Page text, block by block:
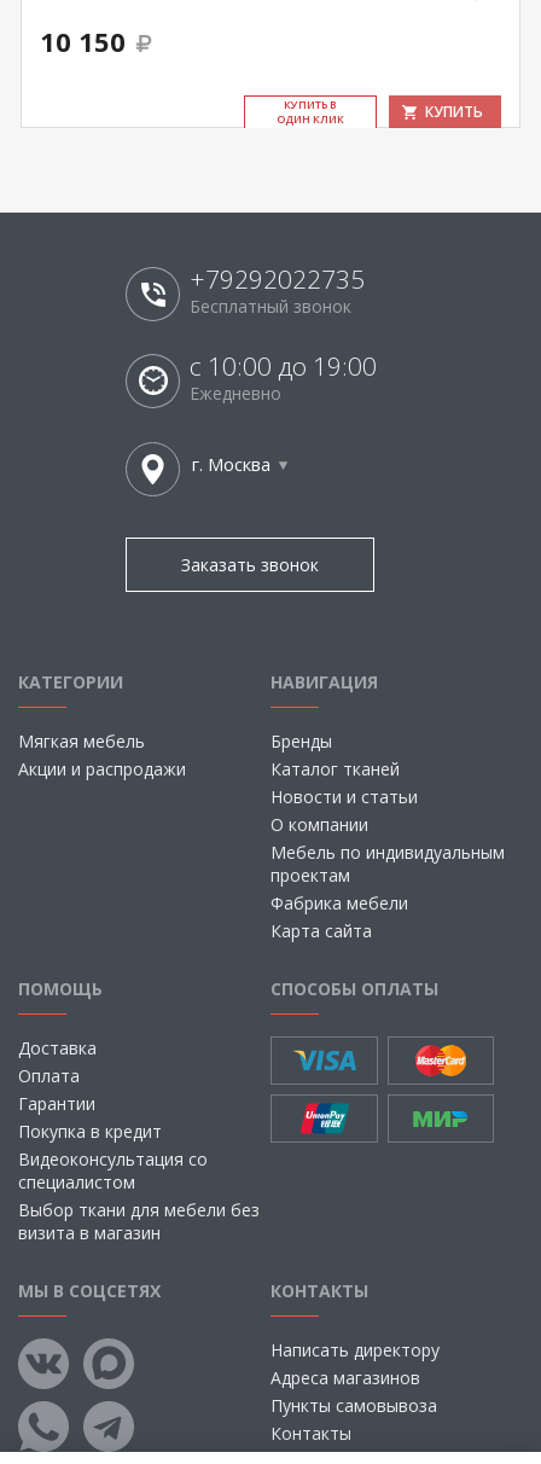
10 150
КУ­ПИТЬ В
ОДИН КЛИК
КУПИТЬ
+79292022735
Бесплатный звонок
с 10:00 до 19:00
Ежедневно
г. Москва
Заказать звонок
КАТЕГОРИИ
Мягкая мебель
Акции и распродажи
НАВИГАЦИЯ
Бренды
Каталог тканей
Новости и статьи
О компании
Мебель по индивидуальным
проектам
Фабрика мебели
Карта сайта
ПОМОЩЬ
Доставка
Оплата
Гарантии
Покупка в кредит
Видеоконсультация со
специалистом
Выбор ткани для мебели без
визита в магазин
СПОСОБЫ ОПЛАТЫ
МЫ В СОЦСЕТЯХ КОНТАКТЫ
Написать директору
Адреса магазинов
Пункты самовывоза
Контакты